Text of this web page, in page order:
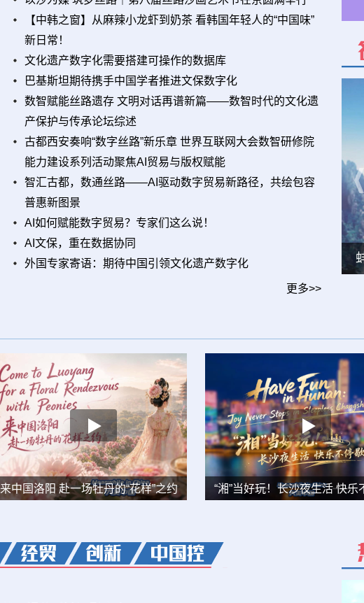
【中韩之窗】从麻辣小龙虾到奶茶 看韩国年轻人的“中国味”
新日常！
文化遗产数字化需要搭建可操作的数据库
巴基斯坦期待携手中国学者推进文保数字化
数智赋能丝路遗存 文明对话再谱新篇——数智时代的文化遗
产保护与传承论坛综述
古都西安奏响“数字丝路”新乐章 世界互联网大会数智研修院
能力建设系列活动聚焦AI贸易与版权赋能
智汇古都，数通丝路——AI驱动数字贸易新路径，共绘包容
普惠新图景
AI如何赋能数字贸易？专家们这么说！
AI文保，重在数据协同
外国专家寄语：期待中国引领文化遗产数字化
更多>>
全国人大代表罗云峰：执绿意之笔绘生态画卷 擦亮巢湖“最好名片”
来中国洛阳 赴一场牡丹的“花样”之约 “湘”当好玩！长沙夜生活 快乐